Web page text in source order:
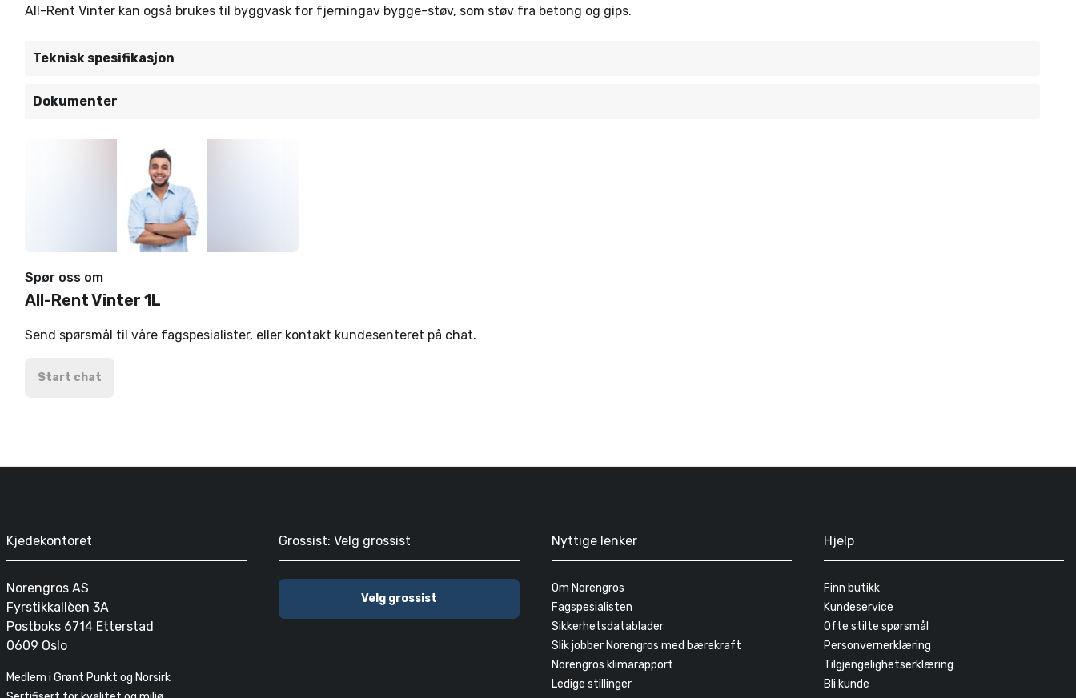
All-Rent Vinter kan også brukes til byggvask for fjerningav bygge-støv, som støv fra betong og gips.
Teknisk spesifikasjon
Dokumenter
Spør oss om
All-Rent Vinter 1L
Send spørsmål til våre fagspesialister, eller kontakt kundesenteret på chat.
Start chat
Kjedekontoret
Norengros AS
Fyrstikkallèen 3A
Postboks 6714 Etterstad
0609 Oslo
Medlem i Grønt Punkt og Norsirk
Grossist: Velg grossist
Velg grossist
Nyttige lenker
Om Norengros
Fagspesialisten
Sikkerhetsdatablader
Slik jobber Norengros med bærekraft
Norengros klimarapport
Ledige stillinger
Hjelp
Finn butikk
Kundeservice
Ofte stilte spørsmål
Personvernerklæring
Tilgjengelighetserklæring
Bli kunde